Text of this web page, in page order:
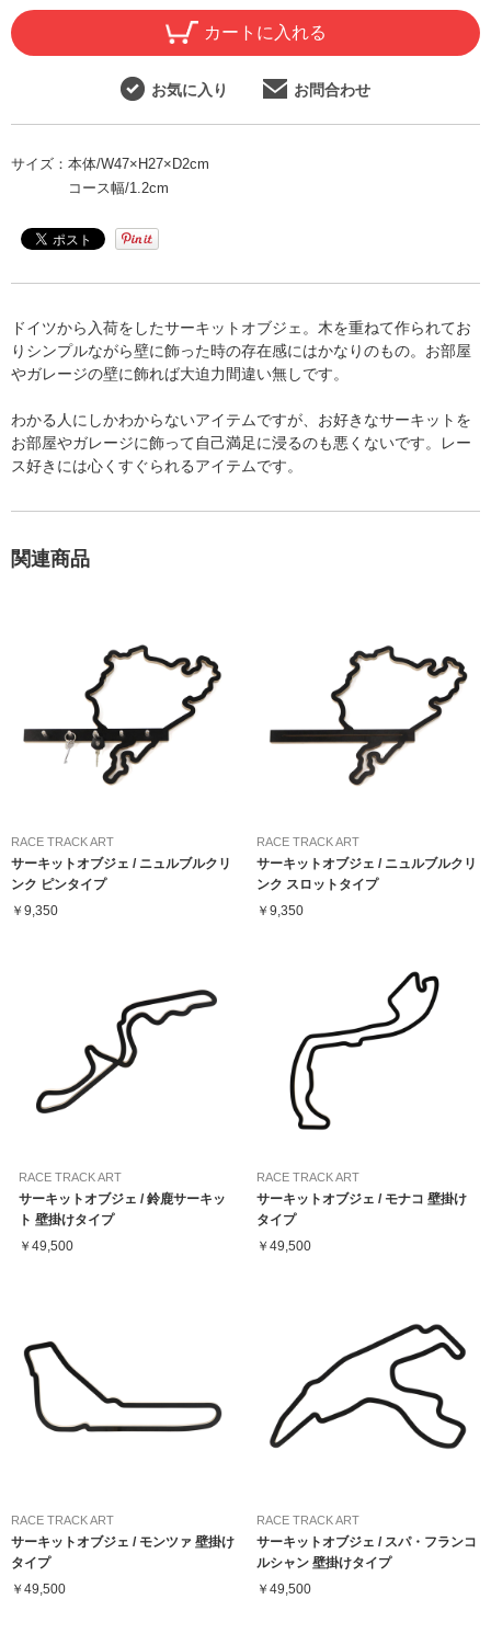
カートに入れる
お気に入り お問合わせ
サイズ： 本体/W47×H27×D2cm
コース幅/1.2cm
ドイツから入荷をしたサーキットオブジェ。木を重ねて作られてお
りシンプルながら壁に飾った時の存在感にはかなりのもの。お部屋
やガレージの壁に飾れば大迫力間違い無しです。
わかる人にしかわからないアイテムですが、お好きなサーキットを
お部屋やガレージに飾って自己満足に浸るのも悪くないです。レー
ス好きには心くすぐられるアイテムです。
関連商品
RACE TRACK ART
サーキットオブジェ / ニュルブルクリ
ンク ピンタイプ
￥9,350
RACE TRACK ART
サーキットオブジェ / ニュルブルクリ
ンク スロットタイプ
￥9,350
RACE TRACK ART
サーキットオブジェ / 鈴鹿サーキッ
ト 壁掛けタイプ
￥49,500
RACE TRACK ART
サーキットオブジェ / モナコ 壁掛け
タイプ
￥49,500
RACE TRACK ART
サーキットオブジェ / モンツァ 壁掛け
タイプ
￥49,500
RACE TRACK ART
サーキットオブジェ / スパ・フランコ
ルシャン 壁掛けタイプ
￥49,500